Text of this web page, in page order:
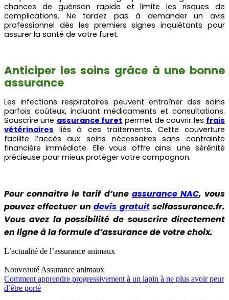
chances de guérison rapide et limite les risques de
complications. Ne tardez pas à demander un avis
professionnel dès les premiers signes inquiétants pour
assurer la santé de votre furet.
Anticiper les soins grâce à une bonne
assurance
Les infections respiratoires peuvent entraîner des soins
parfois coûteux, incluant médicaments et consultations.
Souscrire une assurance furet permet de couvrir les frais
vétérinaires liés à ces traitements. Cette couverture
facilite l’accès aux soins nécessaires sans contrainte
financière immédiate. Elle vous offre ainsi une sérénité
précieuse pour mieux protéger votre compagnon.
Pour connaitre le tarif d’une assurance NAC, vous
pouvez effectuer undevis gratuitselfassurance.fr.
Vous avez la possibilité de souscrire directement
en ligne à la formule d’assurance de votre choix.
L’actualité de l’assurance animaux
Nouveauté Assurance animaux
Comment apprendre progressivement à un lapin à ne plus avoir peur
d’être porté